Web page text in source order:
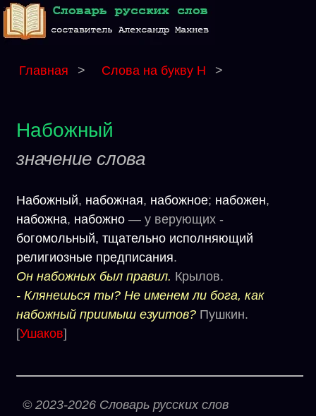
Главная > Слова на букву Н >
Набожный
значение слова
Набожный, набожная, набожное; набожен,
набожна, набожно — у верующих -
богомольный, тщательно исполняющий
религиозные предписания.
Он набожных был правил. Крылов.
- Клянешься ты? Не именем ли бога, как
набожный приимыш езуитов? Пушкин.
[Ушаков]
© 2023-2026 Словарь русских слов